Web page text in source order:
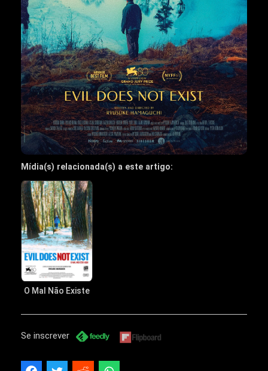
Mídia(s) relacionada(s) a este artigo:
O Mal Não Existe
Se inscrever